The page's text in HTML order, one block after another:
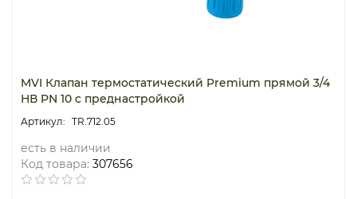
MVI Клапан термостатический Premium прямой 3/4
НВ PN 10 с преднастройкой
TR.712.05
есть в наличии
Код товара: 307656